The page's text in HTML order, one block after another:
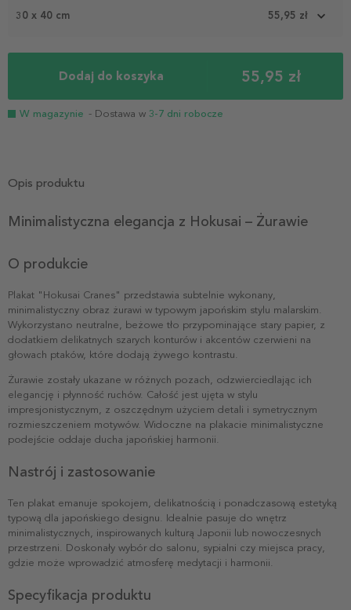
30 x 40 cm 55,95 zł
Dodaj do koszyka 55,95 zł
W magazynie - Dostawa w 3-7 dni robocze
Opis produktu
Minimalistyczna elegancja z Hokusai – Żurawie
O produkcie
Plakat "Hokusai Cranes" przedstawia subtelnie wykonany,
minimalistyczny obraz żurawi w typowym japońskim stylu malarskim.
Wykorzystano neutralne, beżowe tło przypominające stary papier, z
dodatkiem delikatnych szarych konturów i akcentów czerwieni na
głowach ptaków, które dodają żywego kontrastu.
Żurawie zostały ukazane w różnych pozach, odzwierciedlając ich
elegancję i płynność ruchów. Całość jest ujęta w stylu
impresjonistycznym, z oszczędnym użyciem detali i symetrycznym
rozmieszczeniem motywów. Widoczne na plakacie minimalistyczne
podejście oddaje ducha japońskiej harmonii.
Nastrój i zastosowanie
Ten plakat emanuje spokojem, delikatnością i ponadczasową estetyką
typową dla japońskiego designu. Idealnie pasuje do wnętrz
minimalistycznych, inspirowanych kulturą Japonii lub nowoczesnych
przestrzeni. Doskonały wybór do salonu, sypialni czy miejsca pracy,
gdzie może wprowadzić atmosferę medytacji i harmonii.
Specyfikacja produktu